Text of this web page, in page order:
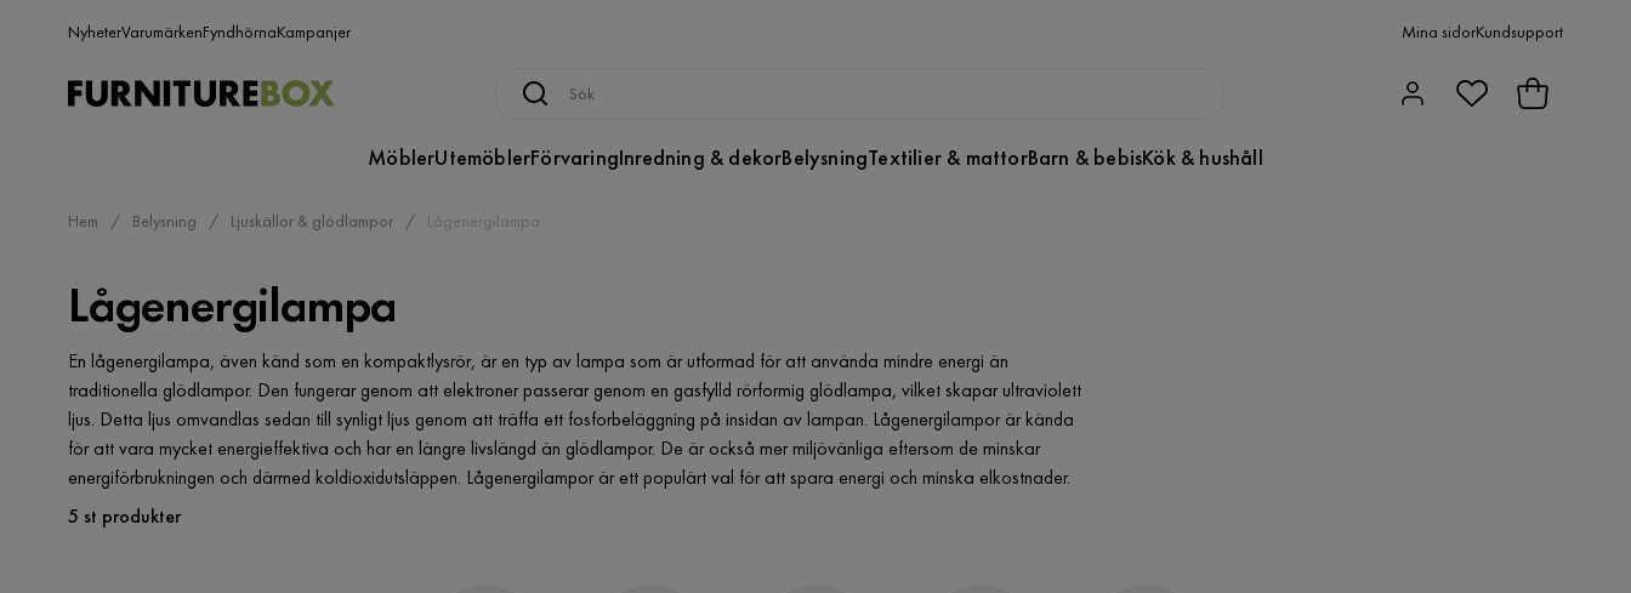
NyheterVarumärkenFyndhörnaKampanjer Mina sidorKundsupport
MöblerUtemöblerFörvaringInredning & dekorBelysningTextilier & mattorBarn & bebisKök & hushåll
Hem Belysning Ljuskällor & glödlampor Lågenergilampa
Lågenergilampa
En lågenergilampa, även känd som en kompaktlysrör, är en typ av lampa som är utformad för att använda mindre energi än
traditionella glödlampor. Den fungerar genom att elektroner passerar genom en gasfylld rörformig glödlampa, vilket skapar ultraviolett
ljus. Detta ljus omvandlas sedan till synligt ljus genom att träffa ett fosforbeläggning på insidan av lampan. Lågenergilampor är kända
för att vara mycket energieffektiva och har en längre livslängd än glödlampor. De är också mer miljövänliga eftersom de minskar
energiförbrukningen och därmed koldioxidutsläppen. Lågenergilampor är ett populärt val för att spara energi och minska elkostnader.
5 st produkter